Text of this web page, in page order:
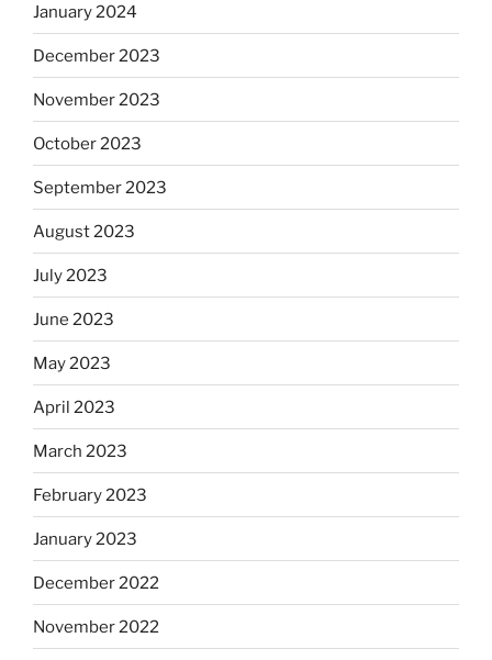
January 2024
December 2023
November 2023
October 2023
September 2023
August 2023
July 2023
June 2023
May 2023
April 2023
March 2023
February 2023
January 2023
December 2022
November 2022